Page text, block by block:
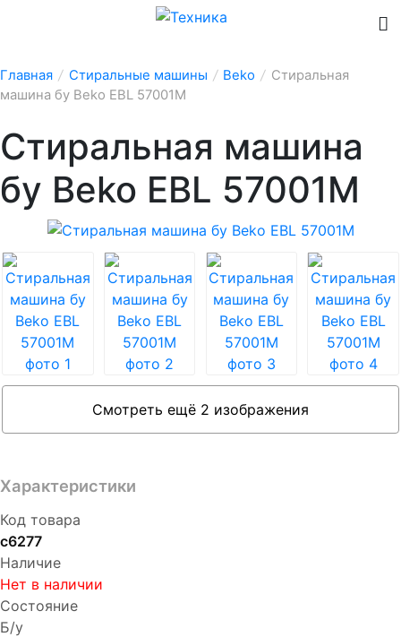
Главная / Стиральные машины / Beko / Стиральная
машина бу Beko EBL 57001M
Стиральная машина
бу Beko EBL 57001M
Смотреть ещё 2 изображения
Характеристики
Код товара
с6277
Наличие
Нет в наличии
Состояние
Б/у